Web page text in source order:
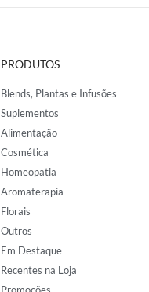
PRODUTOS
Blends, Plantas e Infusões
Suplementos
Alimentação
Cosmética
Homeopatia
Aromaterapia
Florais
Outros
Em Destaque
Recentes na Loja